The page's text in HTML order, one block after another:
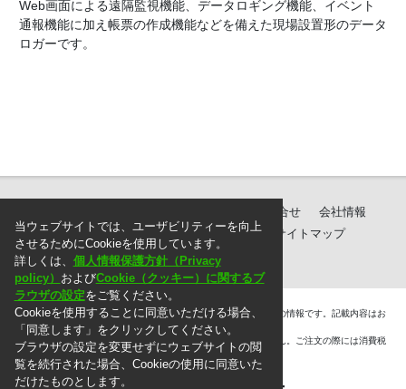
当ウェブサイトでは、ユーザビリティーを向上
させるためにCookieを使用しています。
詳しくは、 個人情報保護方針（Privacy
policy） およびCookie（クッキー）に関するブ
ラウザの設定をご覧ください。
Cookieを使用することに同意いただける場合、
「同意します」をクリックしてください。
ブラウザの設定を変更せずにウェブサイトの閲
覧を続行された場合、Cookieの使用に同意いた
だけたものとします。
Web画面による遠隔監視機能、データロギング機能、イベント
通報機能に加え帳票の作成機能などを備えた現場設置形のデータ
ロガーです。
サポート・お問合せ
会社情報
個人情報保護方針
ご注文に際して サイトマップ
＊. 本ウェブサイト上に掲載されている情報は、掲載した時点での情報です。記載内容はお
断りなしに変更することがありますのでご了承ください。
＊. 本ウェブサイト上の表示価格には消費税は含まれておりません。ご注文の際には消費税
を別途頂戴いたします。